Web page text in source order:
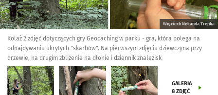
Wojciech Nekanda Trepka
Kolaż 2 zdjęć dotyczących gry Geocaching w parku - gra, która polega na
odnajdywaniu ukrytych "skarbów". Na pierwszym zdjęciu dziewczyna przy
drzewie, na drugim zbliżenie na dłonie i dziennik znalezisk
GALERIA
8 ZDJĘĆ